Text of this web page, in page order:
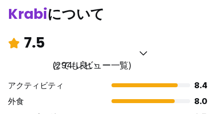
Krabiについて
7.5
とても良い
(294 レビュー一覧)
アクティビティ
8.4
外食
8.0